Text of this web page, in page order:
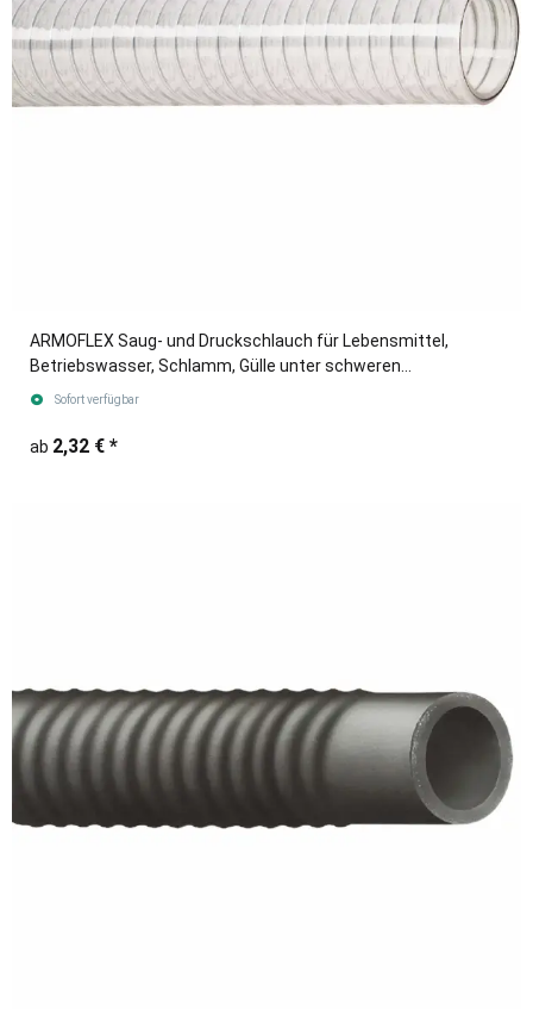
ARMOFLEX Saug- und Druckschlauch für Lebensmittel,
Betriebswasser, Schlamm, Gülle unter schweren
Einsatzbedingungen.
Sofort verfügbar
ab 2,32 € *